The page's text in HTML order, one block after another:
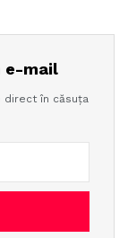
e-mail
direct în căsuța